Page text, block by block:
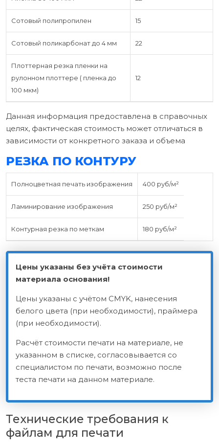
Сотовый полипропилен 15
Сотовый поликарбонат до 4 мм 22
Плоттерная резка пленки на
рулонном плоттере ( пленка до
100 мкм)
12
Данная информация предоставлена в справочных
целях, фактическая стоимость может отличаться в
зависимости от конкретного заказа и объема
РЕЗКА ПО КОНТУРУ
Полноцветная печать изображения 400 руб/м²
Ламинирование изображения 250 руб/м²
Контурная резка по меткам 180 руб/м²
Цены указаны без учёта стоимости
материала основания!
Цены указаны с учётом CMYK, нанесения
белого цвета (при необходимости), праймера
(при необходимости).
Расчёт стоимости печати на материале, не
указанном в списке, согласовывается со
специалистом по печати, возможно после
теста печати на данном материале.
Технические требования к
файлам для печати